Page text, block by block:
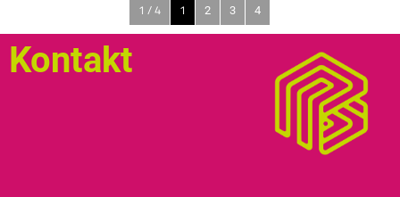
1 / 4 1 2 3 4
Kontakt